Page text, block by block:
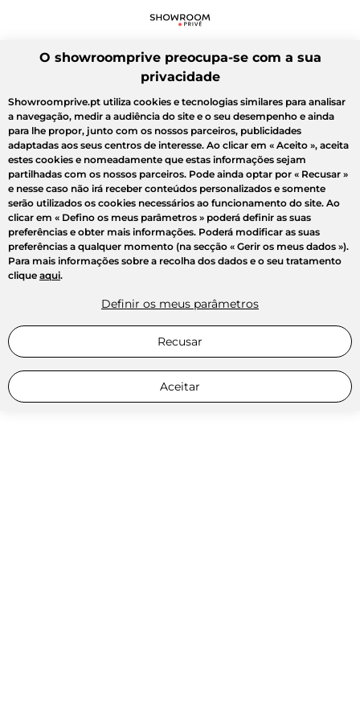
O showroomprive preocupa-se com a sua
privacidade
Showroomprive.pt utiliza cookies e tecnologias similares para analisar
a navegação, medir a audiência do site e o seu desempenho e ainda
para lhe propor, junto com os nossos parceiros, publicidades
adaptadas aos seus centros de interesse. Ao clicar em « Aceito », aceita
estes cookies e nomeadamente que estas informações sejam
partilhadas com os nossos parceiros. Pode ainda optar por « Recusar »
e nesse caso não irá receber conteúdos personalizados e somente
serão utilizados os cookies necessários ao funcionamento do site. Ao
clicar em « Defino os meus parâmetros » poderá definir as suas
preferências e obter mais informações. Poderá modificar as suas
preferências a qualquer momento (na secção « Gerir os meus dados »).
Para mais informações sobre a recolha dos dados e o seu tratamento
clique aqui.
Definir os meus parâmetros
Recusar
Aceitar